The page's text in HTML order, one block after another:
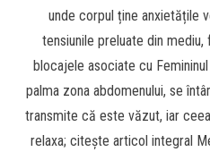
unde corpul ține anxietățile
tensiunile preluate din
blocajele asociate cu
palma zona abdomenului, se
transmite că este văzut, iar
relaxa; citește articol integral